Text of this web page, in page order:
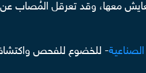
معها، وقد تعرقل المُصاب عن
- للخضوع للفحص